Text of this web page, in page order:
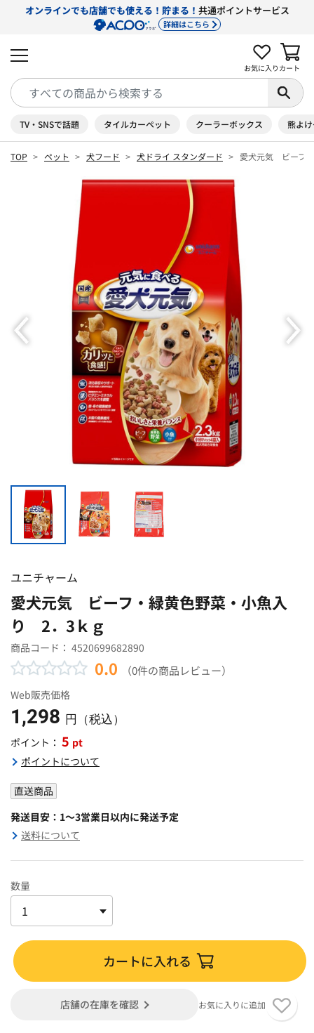
オンラインでも店舗でも使える！貯まる！ 共通ポイントサービス
詳細はこちら
お気に入り カート
TV・SNSで話題 タイルカーペット クーラーボックス 熊よ
TOP ペット 犬フード 犬ドライ スタンダード 愛犬元気 ビーフ
ユニチャーム
愛犬元気 ビーフ・緑黄色野菜・小魚入
り 2．3ｋｇ
商品コード： 4520699682890
0.0 （0件の商品レビュー）
Web販売価格
1,298 円（税込）
ポイント： 5 pt
ポイントについて
直送商品
発送目安：1～3営業日以内に発送予定
送料について
数量
カートに入れる
店舗の在庫を確認 お気に入りに追加